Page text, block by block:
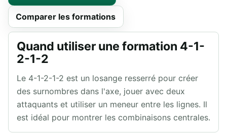
Comparer les formations
Quand utiliser une formation 4-1-
2-1-2
Le 4-1-2-1-2 est un losange resserré pour créer
des surnombres dans l'axe, jouer avec deux
attaquants et utiliser un meneur entre les lignes. Il
est idéal pour montrer les combinaisons centrales.